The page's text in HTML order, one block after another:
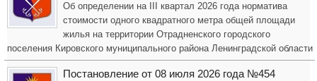
Об определении на III квартал 2026 года норматива
стоимости одного квадратного метра общей площади
жилья на территории Отрадненского городского
поселения Кировского муниципального района Ленинградской области
Постановление от 08 июля 2026 года №454